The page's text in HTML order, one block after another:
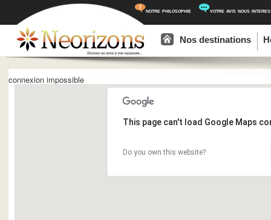
notre philosophie votre avis nous
Aller au contenu principal
Aller au contenu secondaire
Nos destinations
connexion impossible
This page can't load Google Maps
Do you own this website?